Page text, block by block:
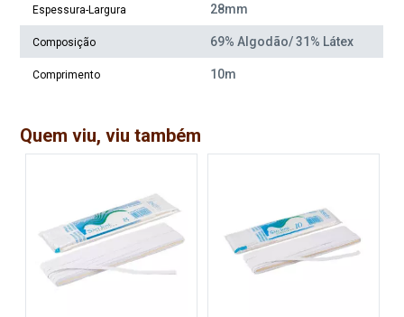
Espessura-Largura 28mm
Composição 69% Algodão/ 31% Látex
Comprimento 10m
Quem viu, viu também